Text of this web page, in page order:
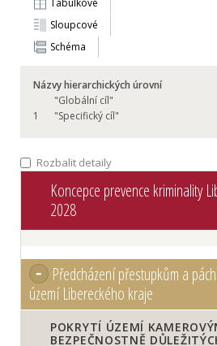
Tabulkové
Sloupcové
Schéma
Názvy hierarchických úrovní
"Globální cíl"
1
"Specifický cíl"
Rozbalit detaily
Koncepce prevence kriminality
2028
Předcházení přestupkům a
území Libereckého kraje
POKRYTÍ ÚZEMÍ
BEZPEČNOSTNĚ